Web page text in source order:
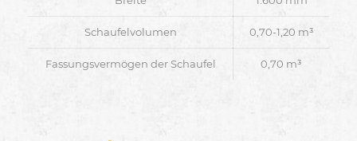
Schaufelvolumen 0,70-1,20 m³
Fassungsvermögen der Schaufel 0,70 m³